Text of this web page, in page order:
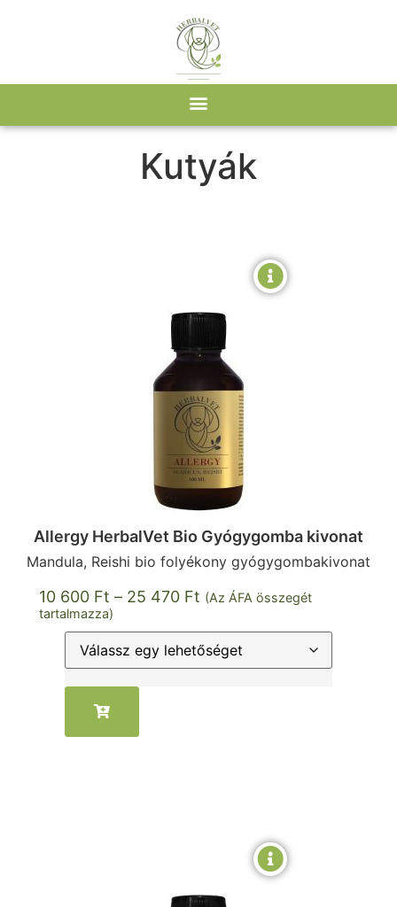
/ Célcsoport termék / Kutyák
Kutyák
Allergy HerbalVet Bio Gyógygomba kivonat
Mandula, Reishi bio folyékony gyógygombakivonat
10 600 Ft – 25 470 Ft (Az ÁFA összegét
tartalmazza)